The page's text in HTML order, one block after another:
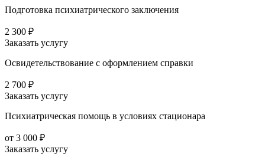
Подготовка психиатрического заключения
2 300 ₽
Заказать услугу
Освидетельствование с оформлением справки
2 700 ₽
Заказать услугу
Психиатрическая помощь в условиях стационара
от 3 000 ₽
Заказать услугу